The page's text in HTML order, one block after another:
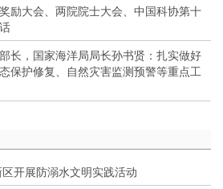
励大会、两院院士大会、中国科协第十
长，国家海洋局局长孙书贤：扎实做好
保护修复、自然灾害监测预警等重点工
开展防溺水文明实践活动